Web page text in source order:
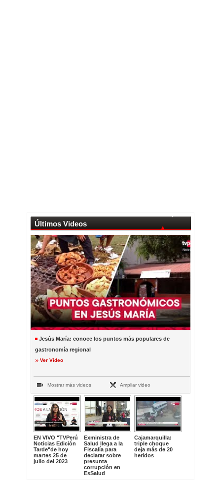
Últimos Videos
Jesús María: conoce los puntos más populares de
gastronomía regional
Ver Video
Mostrar más videos Ampliar video
EN VIVO "TVPerú
Noticias Edición
Tarde"de hoy
martes 25 de
julio del 2023
Exministra de
Salud llega a la
Fiscalía para
declarar sobre
presunta
corrupción en
EsSalud
Cajamarquilla:
triple choque
deja más de 20
heridos